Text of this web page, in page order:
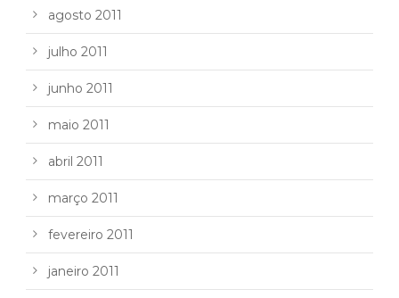
agosto 2011
julho 2011
junho 2011
maio 2011
abril 2011
março 2011
fevereiro 2011
janeiro 2011